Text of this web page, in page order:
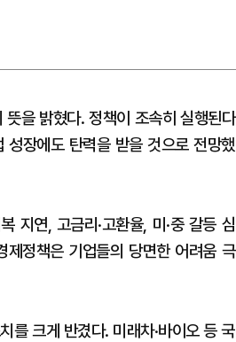
을 밝혔다. 정책이 조속히 실행된다
성장에도 탄력을 받을 것으로 전망했
지연, 고금리·고환율, 미·중 갈등 심
제정책은 기업들의 당면한 어려움 극
를 크게 반겼다. 미래차·바이오 등 국